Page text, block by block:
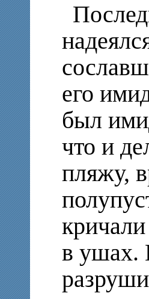
его
был
что и
пляжу,
в ушах.